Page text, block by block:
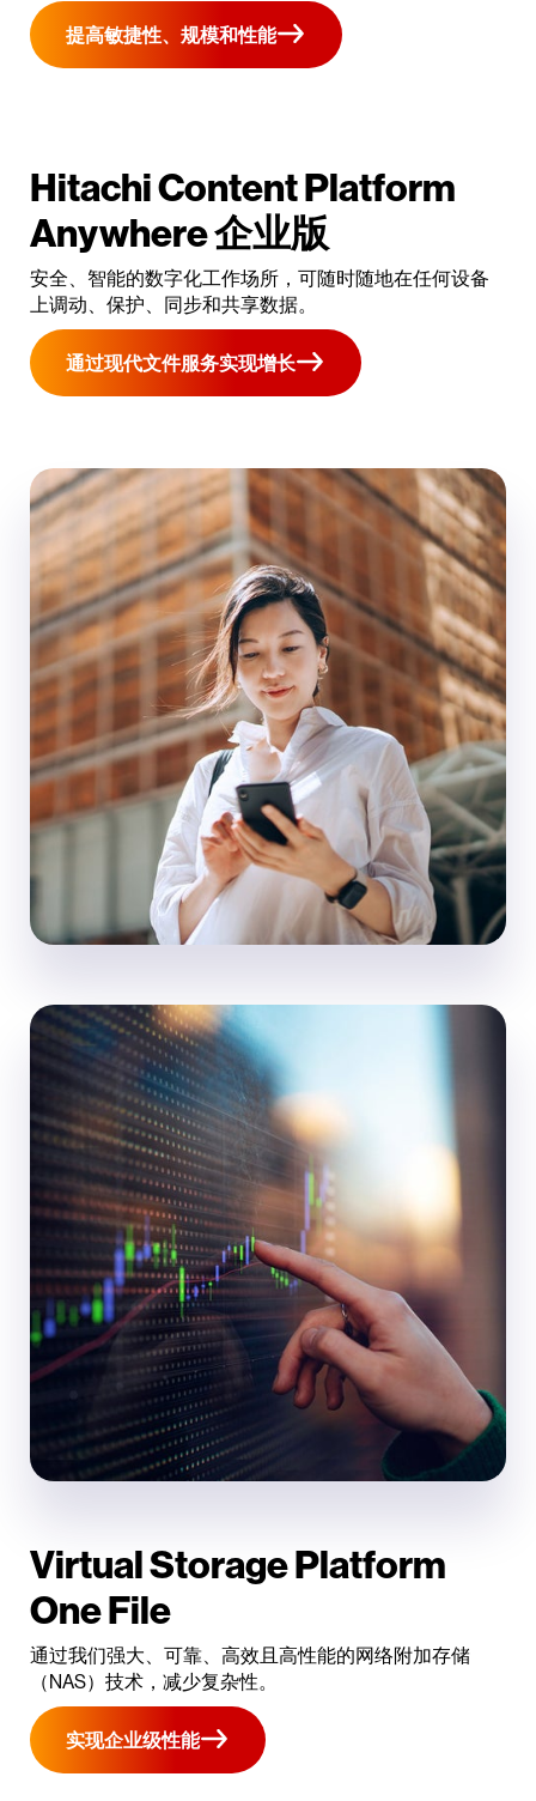
提高敏捷性、规模和性能
Hitachi Content Platform
Anywhere 企业版
安全、智能的数字化工作场所，可随时随地在任何设备
上调动、保护、同步和共享数据。
通过现代文件服务实现增长
Virtual Storage Platform
One File
通过我们强大、可靠、高效且高性能的网络附加存储
（NAS）技术，减少复杂性。
实现企业级性能